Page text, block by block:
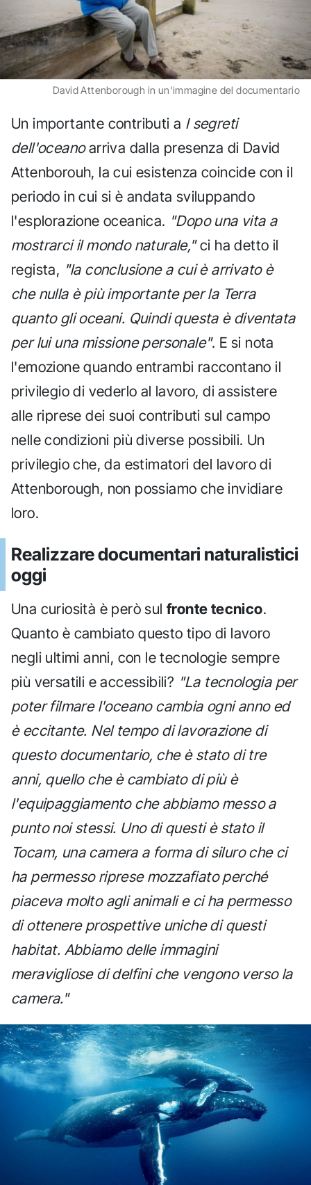
David Attenborough in un'immagine del documentario
Un importante contributi a I segreti
dell'oceanoarriva dalla presenza di David
Attenborouh, la cui esistenza coincide con il
periodo in cui si è andata sviluppando
l'esplorazione oceanica. "Dopo una vita a
mostrarci il mondo naturale,"ci ha detto il
regista, "la conclusione a cui è arrivato è
che nulla è più importante per la Terra
quanto gli oceani. Quindi questa è diventata
per lui una missione personale". E si nota
l'emozione quando entrambi raccontano il
privilegio di vederlo al lavoro, di assistere
alle riprese dei suoi contributi sul campo
nelle condizioni più diverse possibili. Un
privilegio che, da estimatori del lavoro di
Attenborough, non possiamo che invidiare
loro.
Realizzare documentari naturalistici
oggi
Una curiosità è però sul fronte tecnico.
Quanto è cambiato questo tipo di lavoro
negli ultimi anni, con le tecnologie sempre
più versatili e accessibili? "La tecnologia per
poter filmare l'oceano cambia ogni anno ed
è eccitante. Nel tempo di lavorazione di
questo documentario, che è stato di tre
anni, quello che è cambiato di più è
l'equipaggiamento che abbiamo messo a
punto noi stessi. Uno di questi è stato il
Tocam, una camera a forma di siluro che ci
ha permesso riprese mozzafiato perché
piaceva molto agli animali e ci ha permesso
di ottenere prospettive uniche di questi
habitat. Abbiamo delle immagini
meravigliose di delfini che vengono verso la
camera."